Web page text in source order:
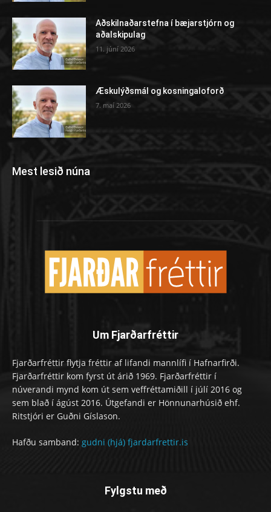
Aðskilnaðarstefna í bæjarstjórn og
aðalskipulag
11. júní 2026
Æskulýðsmál og kosningaloforð
7. maí 2026
Mest lesið núna
Um Fjarðarfréttir
Fjarðarfréttir flytja fréttir af lifandi mannlífi í Hafnarfirði.
Fjarðarfréttir kom fyrst út árið 1969. Fjarðarfréttir í
núverandi mynd kom út sem veffréttamiðill í júlí 2016 og
sem blað í ágúst 2016. Útgefandi er Hönnunarhúsið ehf.
Ritstjóri er Guðni Gíslason.
Hafðu samband: gudni (hjá) fjardarfrettir.is
Fylgstu með